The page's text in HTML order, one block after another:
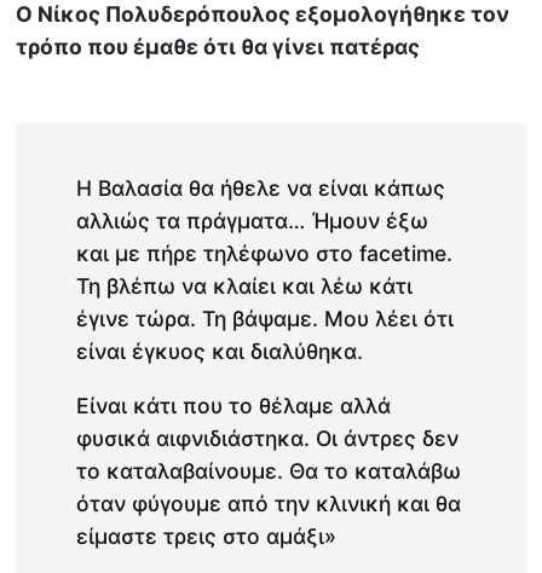
Ο Νίκος Πολυδερόπουλος εξομολογήθηκε τον
τρόπο που έμαθε ότι θα γίνει πατέρας
Η Βαλασία θα ήθελε να είναι κάπως
αλλιώς τα πράγματα… Ήμουν έξω
και με πήρε τηλέφωνο στο facetime.
Τη βλέπω να κλαίει και λέω κάτι
έγινε τώρα. Τη βάψαμε. Μου λέει ότι
είναι έγκυος και διαλύθηκα.
Είναι κάτι που το θέλαμε αλλά
φυσικά αιφνιδιάστηκα. Οι άντρες δεν
το καταλαβαίνουμε. Θα το καταλάβω
όταν φύγουμε από την κλινική και θα
είμαστε τρεις στο αμάξι»